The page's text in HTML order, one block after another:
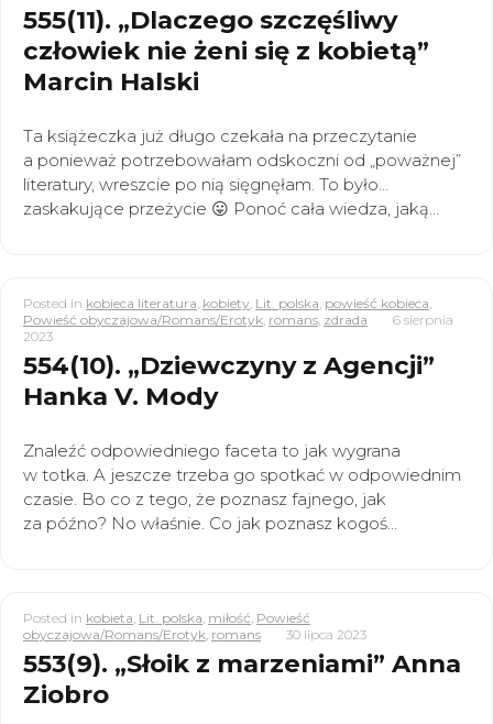
555(11). „Dlaczego szczęśliwy
człowiek nie żeni się z kobietą”
Marcin Halski
Ta książeczka już długo czekała na przeczytanie
a ponieważ potrzebowałam odskoczni od „poważnej”
literatury, wreszcie po nią sięgnęłam. To było…
zaskakujące przeżycie 😛 Ponoć cała wiedza, jaką…
Posted in kobieca literatura, kobiety, Lit. polska, powieść kobieca,
Powieść obyczajowa/Romans/Erotyk, romans, zdrada
6 sierpnia
2023
554(10). „Dziewczyny z Agencji”
Hanka V. Mody
Znaleźć odpowiedniego faceta to jak wygrana
w totka. A jeszcze trzeba go spotkać w odpowiednim
czasie. Bo co z tego, że poznasz fajnego, jak
za późno? No właśnie. Co jak poznasz kogoś…
Posted in kobieta, Lit. polska, miłość, Powieść
obyczajowa/Romans/Erotyk, romans 30 lipca 2023
553(9). „Słoik z marzeniami” Anna
Ziobro